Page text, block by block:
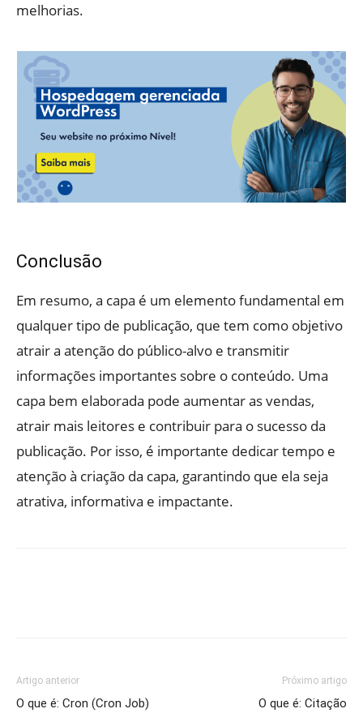
melhorias.
Conclusão
Em resumo, a capa é um elemento fundamental em
qualquer tipo de publicação, que tem como objetivo
atrair a atenção do público-alvo e transmitir
informações importantes sobre o conteúdo. Uma
capa bem elaborada pode aumentar as vendas,
atrair mais leitores e contribuir para o sucesso da
publicação. Por isso, é importante dedicar tempo e
atenção à criação da capa, garantindo que ela seja
atrativa, informativa e impactante.
Artigo anterior
O que é: Cron (Cron Job)
Próximo artigo
O que é: Citação